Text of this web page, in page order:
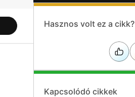
Hasznos volt ez a cikk?
Kapcsolódó cikkek